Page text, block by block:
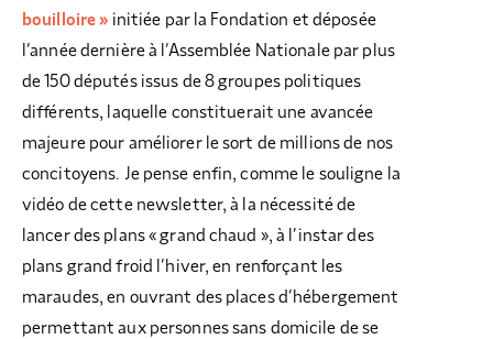
bouilloire » initiée par la Fondation et déposée
l’année dernière à l’Assemblée Nationale par plus
de 150 députés issus de 8 groupes politiques
différents, laquelle constituerait une avancée
majeure pour améliorer le sort de millions de nos
concitoyens. Je pense enfin, comme le souligne la
vidéo de cette newsletter, à la nécessité de
lancer des plans « grand chaud », à l’instar des
plans grand froid l’hiver, en renforçant les
maraudes, en ouvrant des places d’hébergement
permettant aux personnes sans domicile de se